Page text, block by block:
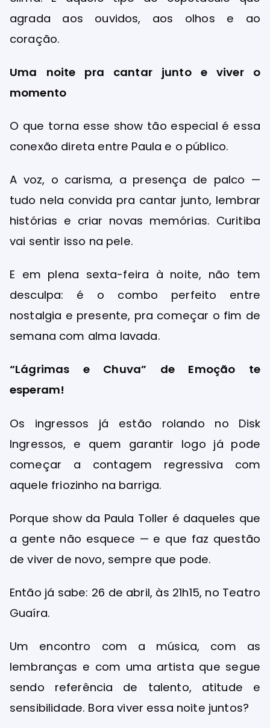
agrada aos ouvidos, aos olhos e ao
coração.
Uma noite pra cantar junto e viver o
momento
O que torna esse show tão especial é essa
conexão direta entre Paula e o público.
A voz, o carisma, a presença de palco —
tudo nela convida pra cantar junto, lembrar
histórias e criar novas memórias. Curitiba
vai sentir isso na pele.
E em plena sexta-feira à noite, não tem
desculpa: é o combo perfeito entre
nostalgia e presente, pra começar o fim de
semana com alma lavada.
“Lágrimas e Chuva” de Emoção te
esperam!
Os ingressos já estão rolando no Disk
Ingressos, e quem garantir logo já pode
começar a contagem regressiva com
aquele friozinho na barriga.
Porque show da Paula Toller é daqueles que
a gente não esquece — e que faz questão
de viver de novo, sempre que pode.
Então já sabe: 26 de abril, às 21h15, no Teatro
Guaíra.
Um encontro com a música, com as
lembranças e com uma artista que segue
sendo referência de talento, atitude e
sensibilidade. Bora viver essa noite juntos?